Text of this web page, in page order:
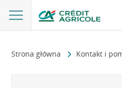
Strona główna Kontakt i